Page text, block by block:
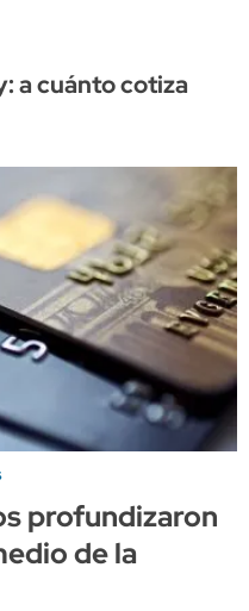
a cuánto cotiza
profundizaron
de la